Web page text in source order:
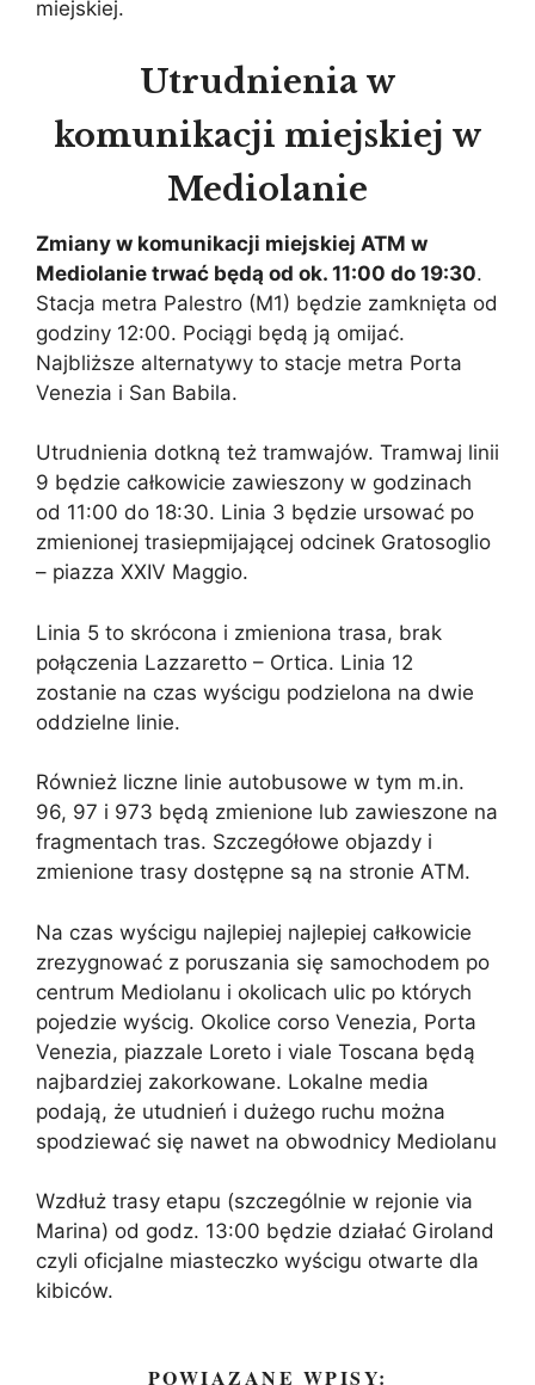
miejskiej.
Utrudnienia w
komunikacji miejskiej w
Mediolanie
Zmiany w komunikacji miejskiej ATM w
Mediolanie trwać będą od ok. 11:00 do 19:30.
Stacja metra Palestro (M1) będzie zamknięta od
godziny 12:00. Pociągi będą ją omijać.
Najbliższe alternatywy to stacje metra Porta
Venezia i San Babila.
Utrudnienia dotkną też tramwajów. Tramwaj linii
9 będzie całkowicie zawieszony w godzinach
od 11:00 do 18:30. Linia 3 będzie ursować po
zmienionej trasiepmijającej odcinek Gratosoglio
– piazza XXIV Maggio.
Linia 5 to skrócona i zmieniona trasa, brak
połączenia Lazzaretto – Ortica. Linia 12
zostanie na czas wyścigu podzielona na dwie
oddzielne linie.
Również liczne linie autobusowe w tym m.in.
96, 97 i 973 będą zmienione lub zawieszone na
fragmentach tras. Szczegółowe objazdy i
zmienione trasy dostępne są na stronie ATM.
Na czas wyścigu najlepiej najlepiej całkowicie
zrezygnować z poruszania się samochodem po
centrum Mediolanu i okolicach ulic po których
pojedzie wyścig. Okolice corso Venezia, Porta
Venezia, piazzale Loreto i viale Toscana będą
najbardziej zakorkowane. Lokalne media
podają, że utudnień i dużego ruchu można
spodziewać się nawet na obwodnicy Mediolanu
Wzdłuż trasy etapu (szczególnie w rejonie via
Marina) od godz. 13:00 będzie działać Giroland
czyli oficjalne miasteczko wyścigu otwarte dla
kibiców.
POWIĄZANE WPISY: